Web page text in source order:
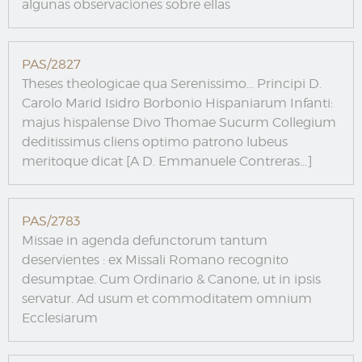
algunas observaciones sobre ellas
PAS/2827
Theses theologicae qua Serenissimo... Principi D.
Carolo Marid Isidro Borbonio Hispaniarum Infanti:
majus hispalense Divo Thomae Sucurm Collegium
deditissimus cliens optimo patrono lubeus
meritoque dicat [A D. Emmanuele Contreras...]
PAS/2783
Missae in agenda defunctorum tantum
deservientes : ex Missali Romano recognito
desumptae. Cum Ordinario & Canone, ut in ipsis
servatur. Ad usum et commoditatem omnium
Ecclesiarum